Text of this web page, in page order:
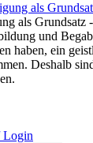
als
als Grundsatz
und
haben, ein
Deshalb
Login